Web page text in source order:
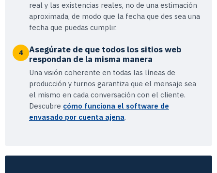
real y las existencias reales, no de una estimación
aproximada, de modo que la fecha que des sea una
fecha que puedas cumplir.
4
Asegúrate de que todos los sitios web
respondan de la misma manera
Una visión coherente en todas las líneas de
producción y turnos garantiza que el mensaje sea
el mismo en cada conversación con el cliente.
Descubre cómo funciona el software de
envasado por cuenta ajena.